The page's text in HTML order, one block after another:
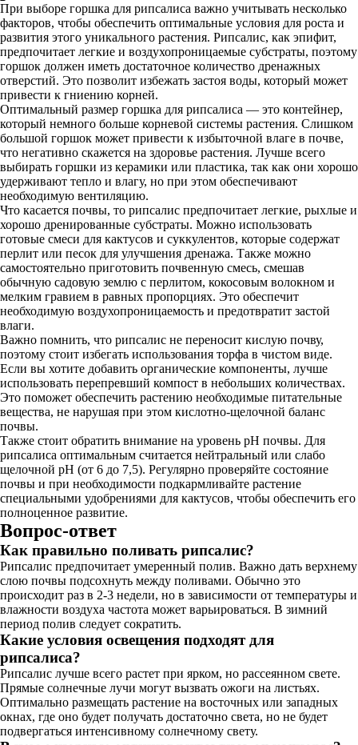
При выборе горшка для рипсалиса важно учитывать несколько
факторов, чтобы обеспечить оптимальные условия для роста и
развития этого уникального растения. Рипсалис, как эпифит,
предпочитает легкие и воздухопроницаемые субстраты, поэтому
горшок должен иметь достаточное количество дренажных
отверстий. Это позволит избежать застоя воды, который может
привести к гниению корней.
Оптимальный размер горшка для рипсалиса — это контейнер,
который немного больше корневой системы растения. Слишком
большой горшок может привести к избыточной влаге в почве,
что негативно скажется на здоровье растения. Лучше всего
выбирать горшки из керамики или пластика, так как они хорошо
удерживают тепло и влагу, но при этом обеспечивают
необходимую вентиляцию.
Что касается почвы, то рипсалис предпочитает легкие, рыхлые и
хорошо дренированные субстраты. Можно использовать
готовые смеси для кактусов и суккулентов, которые содержат
перлит или песок для улучшения дренажа. Также можно
самостоятельно приготовить почвенную смесь, смешав
обычную садовую землю с перлитом, кокосовым волокном и
мелким гравием в равных пропорциях. Это обеспечит
необходимую воздухопроницаемость и предотвратит застой
влаги.
Важно помнить, что рипсалис не переносит кислую почву,
поэтому стоит избегать использования торфа в чистом виде.
Если вы хотите добавить органические компоненты, лучше
использовать перепревший компост в небольших количествах.
Это поможет обеспечить растению необходимые питательные
вещества, не нарушая при этом кислотно-щелочной баланс
почвы.
Также стоит обратить внимание на уровень pH почвы. Для
рипсалиса оптимальным считается нейтральный или слабо
щелочной pH (от 6 до 7,5). Регулярно проверяйте состояние
почвы и при необходимости подкармливайте растение
специальными удобрениями для кактусов, чтобы обеспечить его
полноценное развитие.
Вопрос-ответ
Как правильно поливать рипсалис?
Рипсалис предпочитает умеренный полив. Важно дать верхнему
слою почвы подсохнуть между поливами. Обычно это
происходит раз в 2-3 недели, но в зависимости от температуры и
влажности воздуха частота может варьироваться. В зимний
период полив следует сократить.
Какие условия освещения подходят для
рипсалиса?
Рипсалис лучше всего растет при ярком, но рассеянном свете.
Прямые солнечные лучи могут вызвать ожоги на листьях.
Оптимально размещать растение на восточных или западных
окнах, где оно будет получать достаточно света, но не будет
подвергаться интенсивному солнечному свету.